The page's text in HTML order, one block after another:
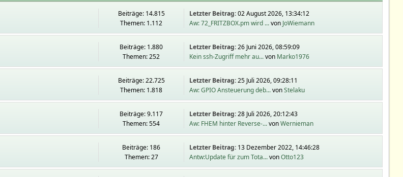
Beiträge: 14.815
Themen: 1.112
Letzter Beitrag:02 August 2026, 13:34:12
Aw: 72_FRITZBOX.pm wird ...von JoWiemann
Beiträge: 1.880
Themen: 252
Letzter Beitrag:26 Juni 2026, 08:59:09
Kein ssh-Zugriff mehr au...von Marko1976
Beiträge: 22.725
Themen: 1.818
Letzter Beitrag:25 Juli 2026, 09:28:11
Aw: GPIO Ansteuerung deb...vonStelaku
Beiträge: 9.117
Themen: 554
Letzter Beitrag:28 Juli 2026, 20:12:43
Aw: FHEM hinter Reverse-...vonWernieman
Beiträge: 186
Themen: 27
Letzter Beitrag: 13 Dezember 2022, 14:46:28
Antw:Update für zum Tota...vonOtto123